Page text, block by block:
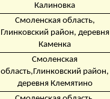
Калиновка
Смоленская область,
Глинковский район, деревня
Каменка
Смоленская
область,Глинковский район,
деревня Клемятино